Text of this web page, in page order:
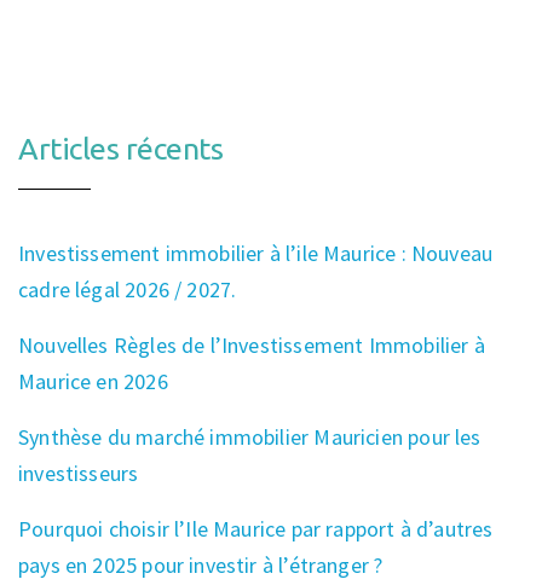
Articles récents
Investissement immobilier à l’ile Maurice : Nouveau
cadre légal 2026 / 2027.
Nouvelles Règles de l’Investissement Immobilier à
Maurice en 2026
Synthèse du marché immobilier Mauricien pour les
investisseurs
Pourquoi choisir l’Ile Maurice par rapport à d’autres
pays en 2025 pour investir à l’étranger ?